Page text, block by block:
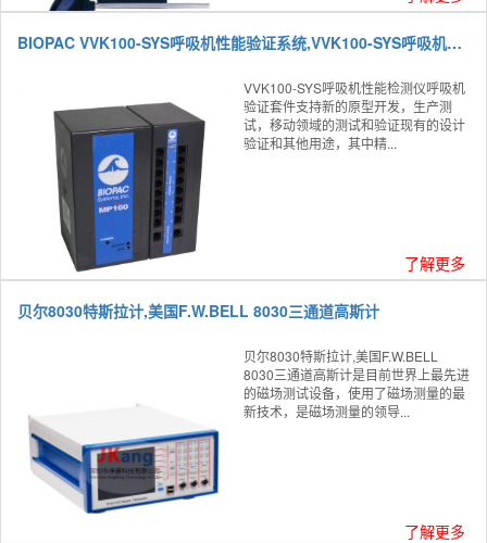
BIOPAC VVK100-SYS呼吸机性能验证系统,VVK100-SYS呼吸机性能检测仪/呼吸机分析仪
VVK100-SYS呼吸机性能检测仪呼吸机
验证套件支持新的原型开发，生产测
试，移动领域的测试和验证现有的设计
验证和其他用途，其中精...
了解更多
贝尔8030特斯拉计,美国F.W.BELL 8030三通道高斯计
贝尔8030特斯拉计,美国F.W.BELL
8030三通道高斯计是目前世界上最先进
的磁场测试设备，使用了磁场测量的最
新技术，是磁场测量的领导...
了解更多